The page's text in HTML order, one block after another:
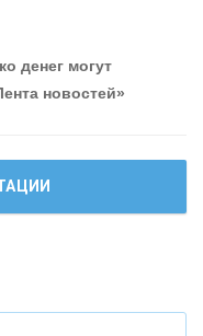
- «Интервью»
при цифровом
денег могут
новостей»